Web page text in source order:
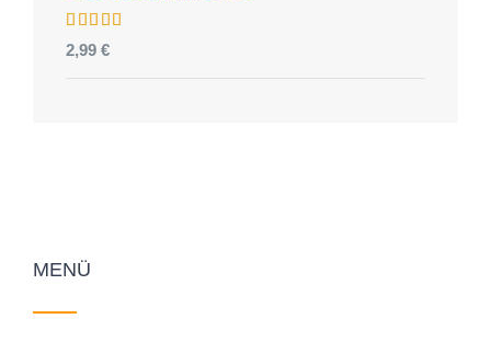
Bewertet
mit5.00
von 5
2,99 €
MENÜ